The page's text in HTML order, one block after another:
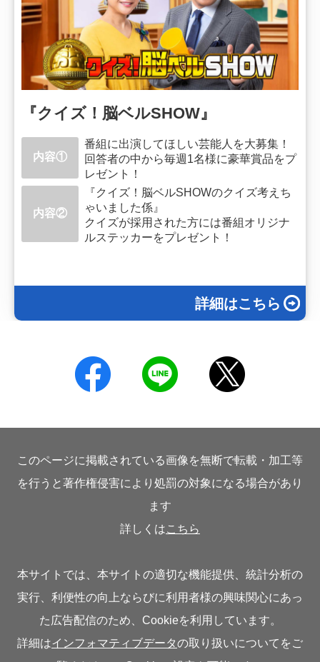
『クイズ！脳ベルSHOW』
内容①
番組に出演してほしい芸能人を大募集！
回答者の中から毎週1名様に豪華賞品をプ
レゼント！
内容②
『クイズ！脳ベルSHOWのクイズ考えち
ゃいました係』
クイズが採用された方には番組オリジナ
ルステッカーをプレゼント！
詳細はこちら
このページに掲載されている画像を無断で転載・加工等
を行うと著作権侵害により処罰の対象になる場合があり
ます
詳しくはこちら
本サイトでは、本サイトの適切な機能提供、統計分析の
実行、利便性の向上ならびに利用者様の興味関心にあっ
た広告配信のため、Cookieを利用しています。
詳細はインフォマティブデータの取り扱いについてをご